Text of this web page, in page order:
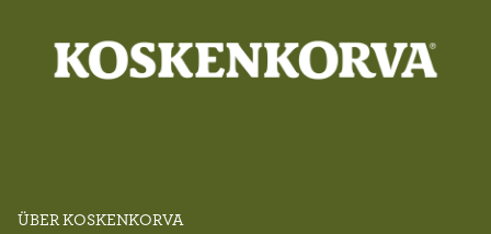
ÜBER KOSKENKORVA